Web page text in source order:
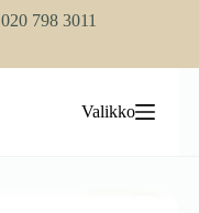
020 798 3011
Valikko